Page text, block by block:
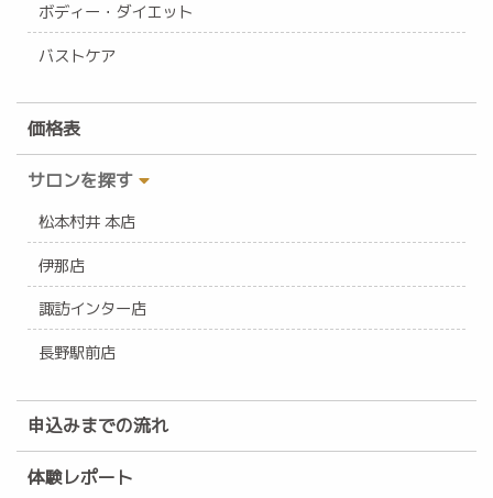
ボディー・ダイエット
バストケア
価格表
サロンを探す
松本村井 本店
伊那店
諏訪インター店
長野駅前店
申込みまでの流れ
体験レポート